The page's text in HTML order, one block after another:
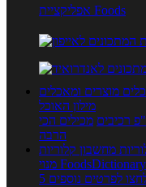
אפליקציית Foods
מוצרים ומאכלים
מילון האוכל
רכיבים מכילים הכי
הרבה
מחשבון קלוריות
מנוי FoodsDictionary
לחצו לפרטים נוספים